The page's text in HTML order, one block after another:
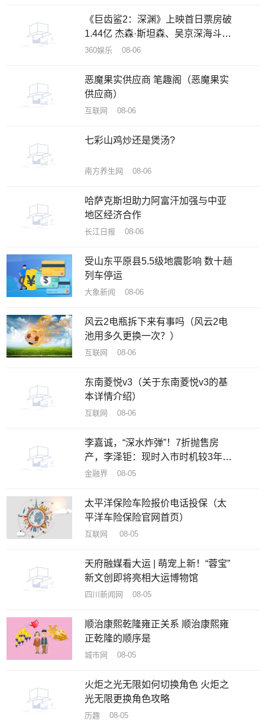
《巨齿鲨2：深渊》上映首日票房破
1.44亿 杰森·斯坦森、吴京深海斗鲨
刺激消暑
360娱乐 08-06
恶魔果实供应商 笔趣阁（恶魔果实
供应商）
互联网 08-06
七彩山鸡炒还是煲汤?
南方养生网 08-06
哈萨克斯坦助力阿富汗加强与中亚
地区经济合作
长江日报 08-06
受山东平原县5.5级地震影响 数十趟
列车停运
大象新闻 08-06
风云2电瓶拆下来有事吗（风云2电
池用多久更换一次？）
互联网 08-06
东南菱悦v3（关于东南菱悦v3的基
本详情介绍）
互联网 08-06
李嘉诚，“深水炸弹”！7折抛售房
产，李泽钜：现时入市时机较3年前
佳
金融界 08-05
太平洋保险车险报价电话投保（太
平洋车险保险官网首页）
互联网 08-05
天府融媒看大运 | 萌宠上新！“蓉宝”
新文创即将亮相大运博物馆
四川新闻网 08-05
顺治康熙乾隆雍正关系 顺治康熙雍
正乾隆的顺序是
城市网 08-05
火炬之光无限如何切换角色 火炬之
光无限更换角色攻略
历趣 08-05